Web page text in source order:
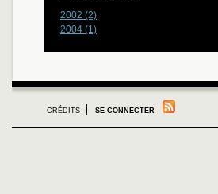
2002 (2)
2004 (1)
CRÉDITS SE CONNECTER